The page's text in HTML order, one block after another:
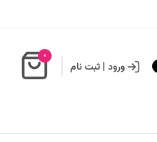
ورود | ثبت نام
0